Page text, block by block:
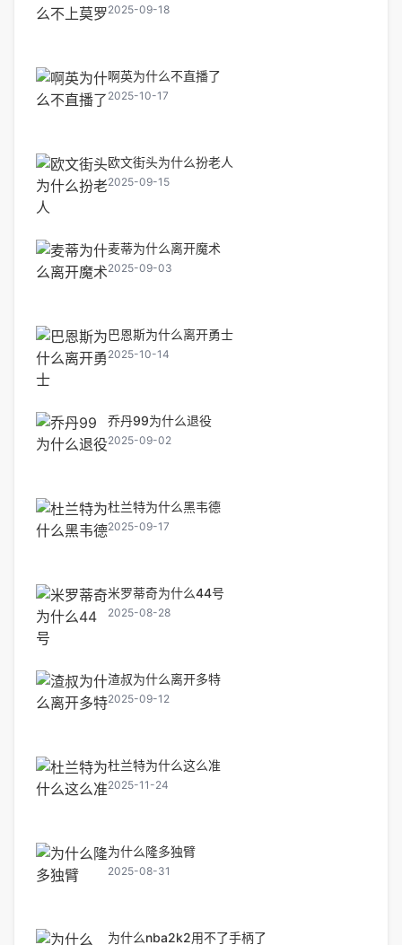
2025-09-18
啊英为什么不直播了
2025-10-17
欧文街头为什么扮老人
2025-09-15
麦蒂为什么离开魔术
2025-09-03
巴恩斯为什么离开勇士
2025-10-14
乔丹99为什么退役
2025-09-02
杜兰特为什么黑韦德
2025-09-17
米罗蒂奇为什么44号
2025-08-28
渣叔为什么离开多特
2025-09-12
杜兰特为什么这么准
2025-11-24
为什么隆多独臂
2025-08-31
为什么nba2k2用不了手柄了